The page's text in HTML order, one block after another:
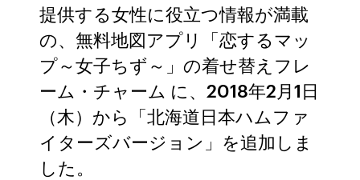
提供する女性に役立つ情報が満載
の、無料地図アプリ「恋するマッ
プ～女子ちず～」の着せ替えフレ
ーム・チャーム に、2018年2月1日
（木）から「北海道日本ハムファ
イターズバージョン」を追加しま
した。